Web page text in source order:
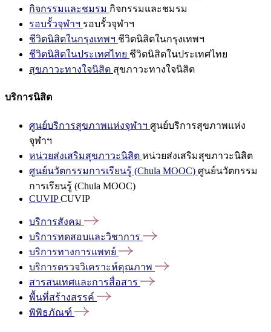
กิจกรรมและชมรม กิจกรรมและชมรม
รอบรั้วจุฬาฯ รอบรั้วจุฬาฯ
ชีวิตนิสิตในกรุงเทพฯ ชีวิตนิสิตในกรุงเทพฯ
ชีวิตนิสิตในประเทศไทย ชีวิตนิสิตในประเทศไทย
สุขภาวะทางใจนิสิต สุขภาวะทางใจนิสิต
บริการนิสิต
ศูนย์บริการสุขภาพแห่งจุฬาฯ ศูนย์บริการสุขภาพแห่ง
จุฬาฯ
หน่วยส่งเสริมสุขภาวะนิสิต หน่วยส่งเสริมสุขภาวะนิสิต
ศูนย์นวัตกรรมการเรียนรู้ (Chula MOOC) ศูนย์นวัตกรรม
การเรียนรู้ (Chula MOOC)
CUVIPCUVIP
บริการสังคม
บริการทดสอบและวิชาการ
บริการทางการแพทย์
บริการตรวจวิเคราะห์คุณภาพ
สารสนเทศและการสื่อสาร
พื้นที่สร้างสรรค์
พิพิธภัณฑ์